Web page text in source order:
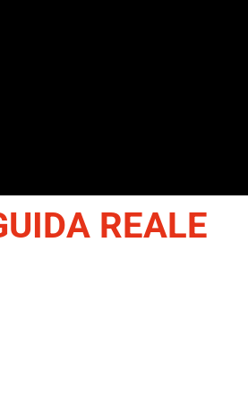
REALE